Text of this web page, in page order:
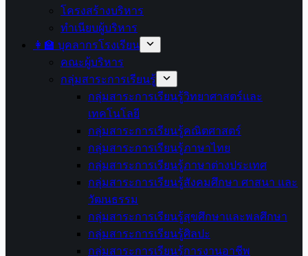
โครงสร้างบริหาร
ทำเนียบผู้บริหาร
👩‍🏫 บุคลากรโรงเรียน
คณะผู้บริหาร
กลุ่มสาระการเรียนรู้
กลุ่มสาระการเรียนรู้วิทยาศาสตร์และ
เทคโนโลยี
กลุ่มสาระการเรียนรู้คณิตศาสตร์
กลุ่มสาระการเรียนรู้ภาษาไทย
กลุ่มสาระการเรียนรู้ภาษาต่างประเทศ
กลุ่มสาระการเรียนรู้สังคมศึกษา ศาสนา และ
วัฒนธรรม
กลุ่มสาระการเรียนรู้สุขศึกษาและพลศึกษา
กลุ่มสาระการเรียนรู้ศิลปะ
กลุ่มสาระการเรียนรู้การงานอาชีพ